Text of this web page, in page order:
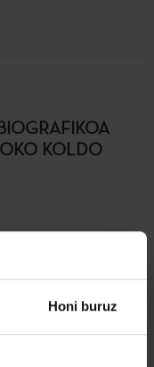
Honi buruz
KOLDO
CHEJOV